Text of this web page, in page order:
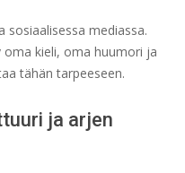
sosiaalisessa mediassa.
kieli, oma huumori ja
tähän tarpeeseen.
ja arjen